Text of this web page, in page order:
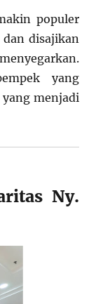
populer
disajikan
yang
yang menjadi
Ny.